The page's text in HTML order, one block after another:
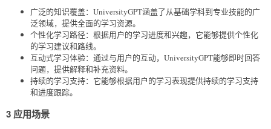
广泛的知识覆盖：UniversityGPT涵盖了从基础学科到专业技能的广
泛领域，提供全面的学习资源。
个性化学习路径：根据用户的学习进度和兴趣，它能够提供个性化
的学习建议和路线。
互动式学习体验：通过与用户的互动，UniversityGPT能够即时回答
问题，提供解释和补充资料。
持续的学习支持：它能够根据用户的学习表现提供持续的学习支持
和进度跟踪。
3 应用场景